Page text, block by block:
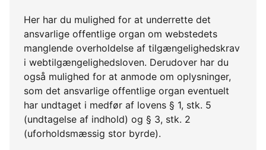
Her har du mulighed for at underrette det
ansvarlige offentlige organ om webstedets
manglende overholdelse af tilgængelighedskrav
i webtilgængelighedsloven. Derudover har du
også mulighed for at anmode om oplysninger,
som det ansvarlige offentlige organ eventuelt
har undtaget i medfør af lovens § 1, stk. 5
(undtagelse af indhold) og § 3, stk. 2
(uforholdsmæssig stor byrde).